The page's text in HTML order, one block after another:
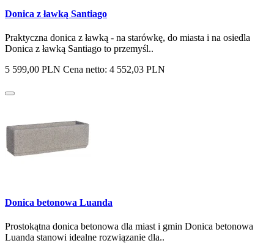
Donica z ławką Santiago
Praktyczna donica z ławką - na starówkę, do miasta i na osiedla
Donica z ławką Santiago to przemyśl..
5 599,00 PLN Cena netto: 4 552,03 PLN
Donica betonowa Luanda
Prostokątna donica betonowa dla miast i gmin Donica betonowa
Luanda stanowi idealne rozwiązanie dla..